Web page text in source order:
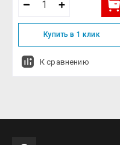
Купить в 1 клик
К сравнению